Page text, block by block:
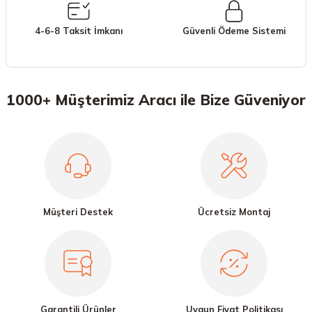
4-6-8 Taksit İmkanı Güvenli Ödeme Sistemi
1000+ Müşterimiz Aracı ile Bize Güveniyor
Müşteri Destek Ücretsiz Montaj
Garantili Ürünler Uygun Fiyat Politikası